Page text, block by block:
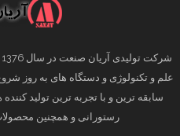
علم و تکنولوژی و دستگاه های به روز
سابقه ترین و با تجربه ترین تولید
رستورانی و همچنین